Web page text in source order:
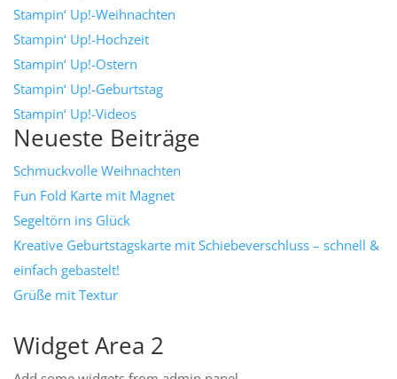
Stampin‘ Up!-Weihnachten
Stampin‘ Up!-Hochzeit
Stampin‘ Up!-Ostern
Stampin‘ Up!-Geburtstag
Stampin‘ Up!-Videos
Neueste Beiträge
Schmuckvolle Weihnachten
Fun Fold Karte mit Magnet
Segeltörn ins Glück
Kreative Geburtstagskarte mit Schiebeverschluss – schnell &
einfach gebastelt!
Grüße mit Textur
Widget Area 2